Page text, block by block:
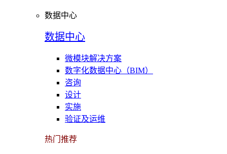
数据中心
数据中心
微模块解决方案
数字化数据中心（BIM）
咨询
设计
实施
验证及运维
热门推荐